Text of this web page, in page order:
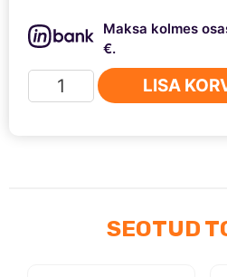
Maksa kolmes
€.
Rooliamort
Rough
LISA
SEOTUD